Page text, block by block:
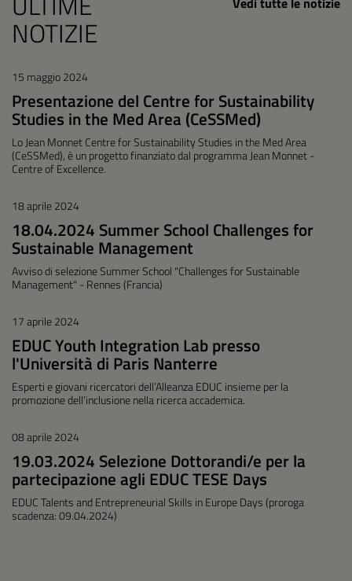
NOTIZIE
15 maggio 2024
Presentazione del Centre for Sustainability
Studies in the Med Area (CeSSMed)
Lo Jean Monnet Centre for Sustainability Studies in the Med Area
(CeSSMed), è un progetto finanziato dal programma Jean Monnet -
Centre of Excellence.
18 aprile 2024
18.04.2024 Summer School Challenges for
Sustainable Management
Avviso di selezione Summer School "Challenges for Sustainable
Management" - Rennes (Francia)
17 aprile 2024
EDUC Youth Integration Lab presso
l'Università di Paris Nanterre
Esperti e giovani ricercatori dell’Alleanza EDUC insieme per la
promozione dell’inclusione nella ricerca accademica.
08 aprile 2024
19.03.2024 Selezione Dottorandi/e per la
partecipazione agli EDUC TESE Days
EDUC Talents and Entrepreneurial Skills in Europe Days (proroga
scadenza: 09.04.2024)